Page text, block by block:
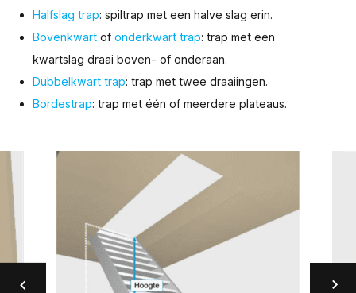
Halfslag trap: spiltrap met een halve slag erin.
Bovenkwart of onderkwart trap: trap met een
kwartslag draai boven- of onderaan.
Dubbelkwart trap: trap met twee draaiingen.
Bordestrap: trap met één of meerdere plateaus.